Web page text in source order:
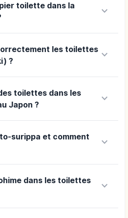
toilette dans la
keyboard_arrow_down
les toilettes
?
keyboard_arrow_down
toilettes dans les
Japon ?
keyboard_arrow_down
surippa et comment
keyboard_arrow_down
dans les toilettes
keyboard_arrow_down